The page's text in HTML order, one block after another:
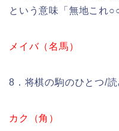
という意味「無地これ
メイバ（名馬）
8．将棋の駒のひとつ/
カク（角）